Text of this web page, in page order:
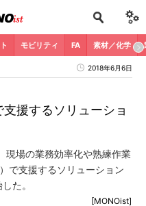
モビリティ FA 素材／化学
2018年6月6日
援するソリューショ
現場の業務効率化や熟練作業
で支援するソリューション
た。
[MONOist]